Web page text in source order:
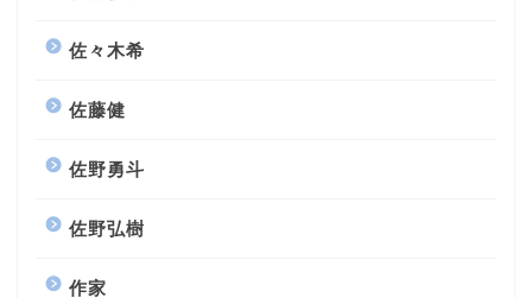
佐々木希
佐藤健
佐野勇斗
佐野弘樹
作家